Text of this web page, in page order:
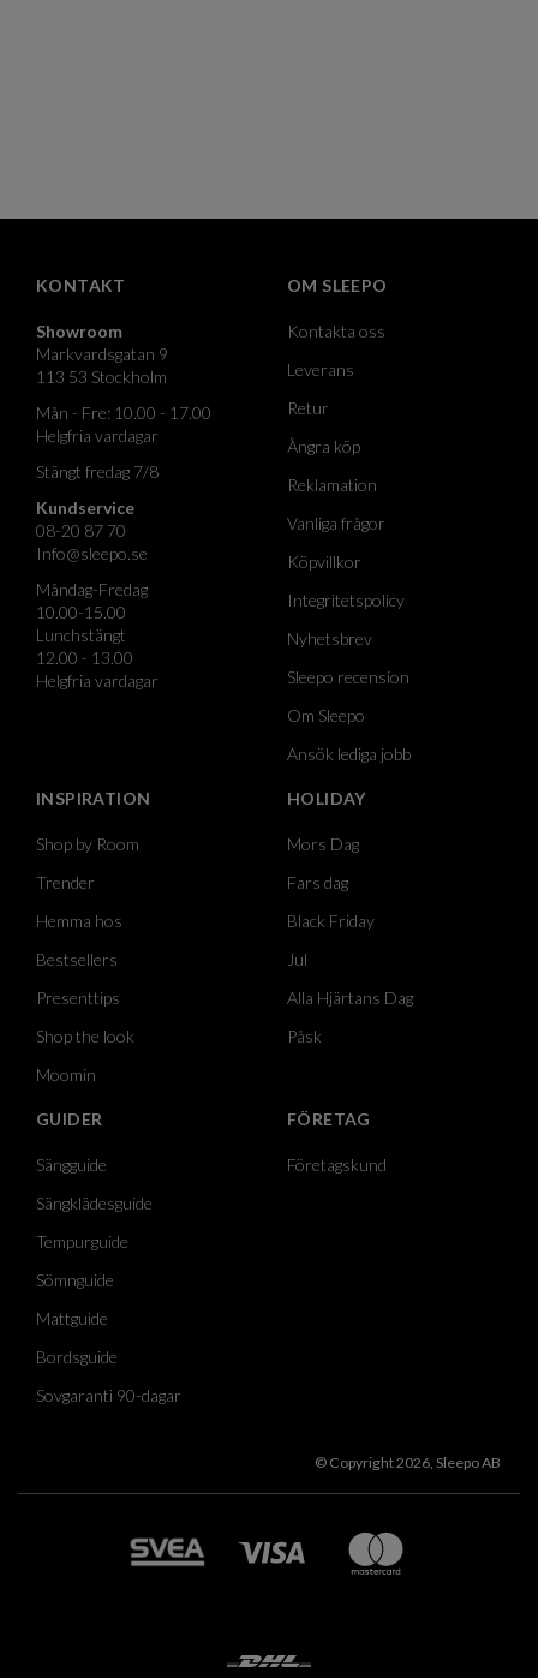
KONTAKT
Showroom
Markvardsgatan 9
113 53 Stockholm
Mån - Fre: 10.00 - 17.00
Helgfria vardagar
Stängt fredag 7/8
Kundservice
08-20 87 70
Info@sleepo.se
Måndag-Fredag
10.00-15.00
Lunchstängt
12.00 - 13.00
Helgfria vardagar
OM SLEEPO
Kontakta oss
Leverans
Retur
Ångra köp
Reklamation
Vanliga frågor
Köpvillkor
Integritetspolicy
Nyhetsbrev
Sleepo recension
Om Sleepo
Ansök lediga jobb
INSPIRATION
Shop by Room
Trender
Hemma hos
Bestsellers
Presenttips
Shop the look
Moomin
HOLIDAY
Mors Dag
Fars dag
Black Friday
Jul
Alla Hjärtans Dag
Påsk
GUIDER
Sängguide
Sängklädesguide
Tempurguide
Sömnguide
Mattguide
Bordsguide
Sovgaranti 90-dagar
FÖRETAG
Företagskund
© Copyright 2026, Sleepo AB